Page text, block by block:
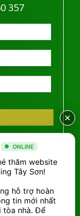
357
thu hút đầu tư
ONLINE
thăm website
Tây Sơn!
hỗ trợ hoàn
tin mới nhất
tòa nhà. Để
ONLINE
thăm website
Tây Sơn!
hỗ trợ hoàn
tin mới nhất
tòa nhà. Để